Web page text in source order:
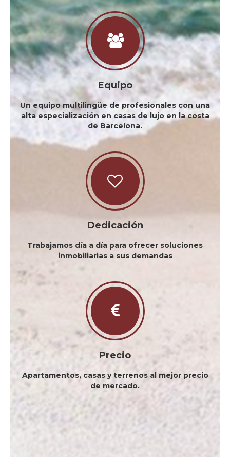
Equipo
Un equipo multilingüe de profesionales con una
alta especialización en casas de lujo en la costa
de Barcelona.
Dedicación
Trabajamos día a día para ofrecer soluciones
inmobiliarias a sus demandas
Precio
Apartamentos, casas y terrenos al mejor precio
de mercado.